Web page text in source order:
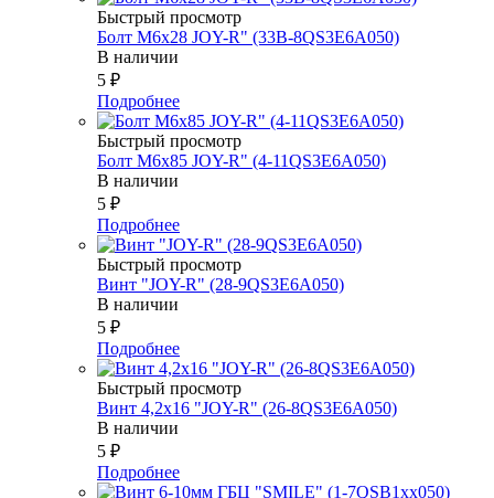
Быстрый просмотр
Болт М6х28 JOY-R" (33В-8QS3E6A050)
В наличии
5 ₽
Подробнее
Быстрый просмотр
Болт М6х85 JOY-R" (4-11QS3E6A050)
В наличии
5 ₽
Подробнее
Быстрый просмотр
Винт "JOY-R" (28-9QS3E6A050)
В наличии
5 ₽
Подробнее
Быстрый просмотр
Винт 4,2х16 "JOY-R" (26-8QS3E6A050)
В наличии
5 ₽
Подробнее